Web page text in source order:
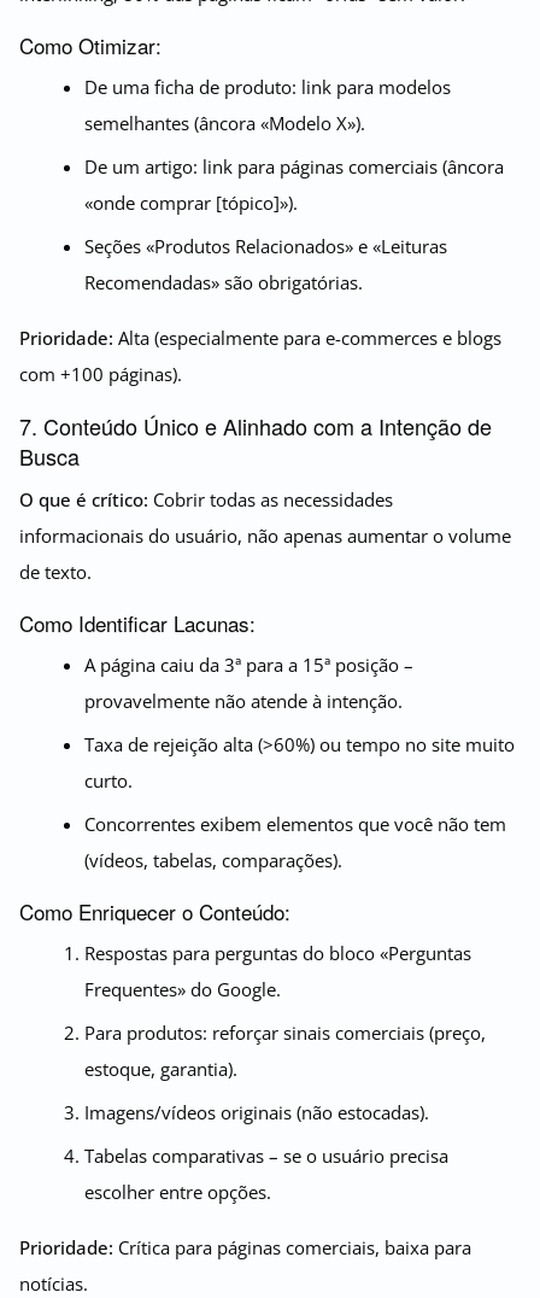
Como Otimizar:
De uma ficha de produto: link para modelos
semelhantes (âncora «Modelo X»).
De um artigo: link para páginas comerciais (âncora
«onde comprar [tópico]»).
Seções «Produtos Relacionados» e «Leituras
Recomendadas» são obrigatórias.
Prioridade: Alta (especialmente para e-commerces e blogs
com +100 páginas).
7. Conteúdo Único e Alinhado com a Intenção de
Busca
O que é crítico: Cobrir todas as necessidades
informacionais do usuário, não apenas aumentar o volume
de texto.
Como Identificar Lacunas:
A página caiu da 3ª para a 15ª posição –
provavelmente não atende à intenção.
Taxa de rejeição alta (>60%) ou tempo no site muito
curto.
Concorrentes exibem elementos que você não tem
(vídeos, tabelas, comparações).
Como Enriquecer o Conteúdo:
Respostas para perguntas do bloco «Perguntas
Frequentes» do Google.
Para produtos: reforçar sinais comerciais (preço,
estoque, garantia).
Imagens/vídeos originais (não estocadas).
Tabelas comparativas – se o usuário precisa
escolher entre opções.
Prioridade: Crítica para páginas comerciais, baixa para
notícias.